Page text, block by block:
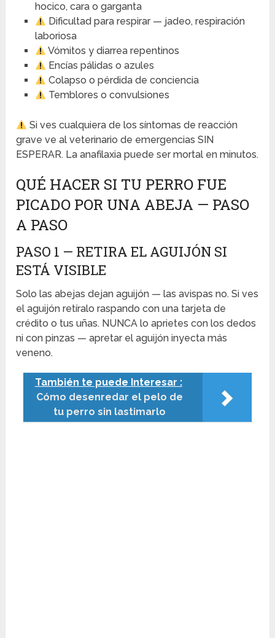
hocico, cara o garganta
Dificultad para respirar — jadeo, respiración
laboriosa
Vómitos y diarrea repentinos
Encías pálidas o azules
Colapso o pérdida de conciencia
Temblores o convulsiones
Si ves cualquiera de los síntomas de reacción
grave ve al veterinario de emergencias SIN
ESPERAR. La anafilaxia puede ser mortal en minutos.
QUÉ HACER SI TU PERRO FUE
PICADO POR UNA ABEJA — PASO
A PASO
PASO 1 — RETIRA EL AGUIJÓN SI
ESTÁ VISIBLE
Solo las abejas dejan aguijón — las avispas no. Si ves
el aguijón retíralo raspando con una tarjeta de
crédito o tus uñas. NUNCA lo aprietes con los dedos
ni con pinzas — apretar el aguijón inyecta más
veneno.
También te puede Interesar :
Cómo desenredar el pelo de
tu perro sin lastimarlo